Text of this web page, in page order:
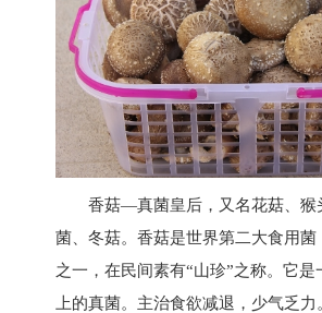
香菇—真菌皇后，又名花菇、猴
菌、冬菇。香菇是世界第二大食用菌
之一，在民间素有“山珍”之称。它是
上的真菌。主治食欲减退，少气乏力